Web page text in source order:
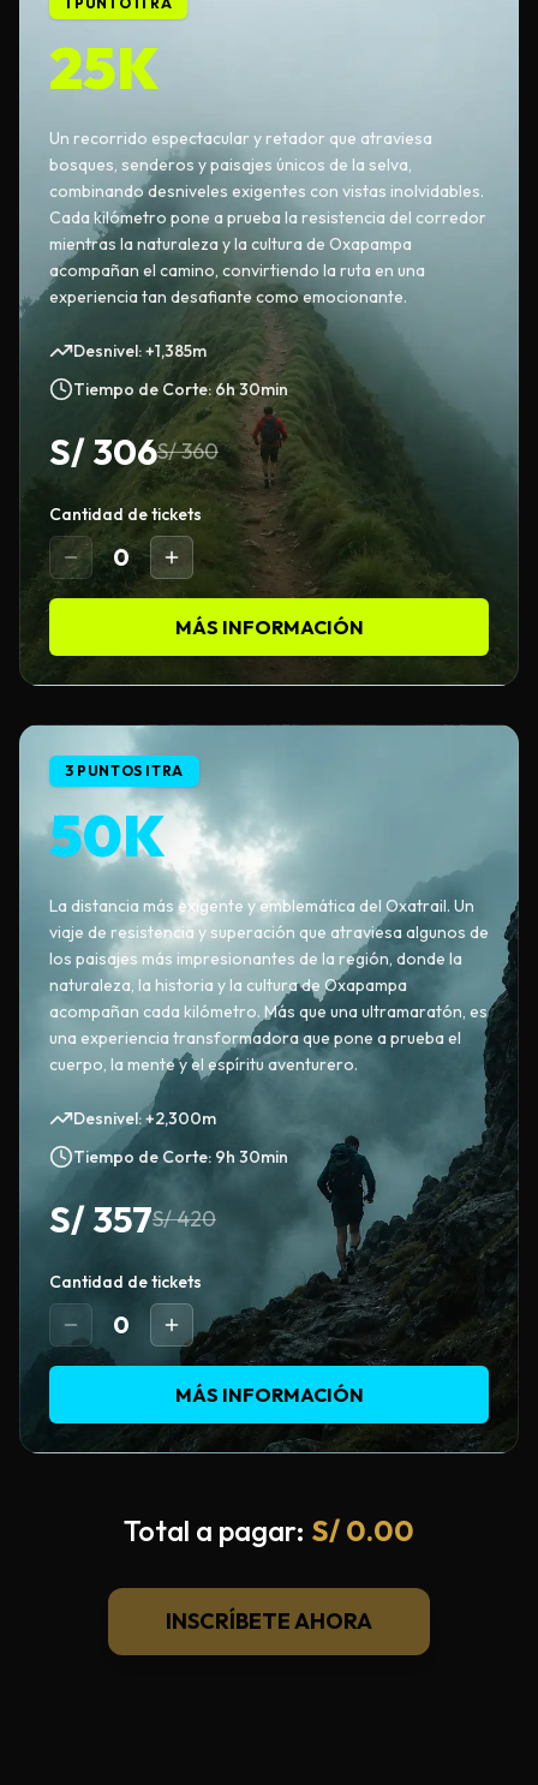
25K
Un recorrido espectacular y retador que atraviesa
bosques, senderos y paisajes únicos de la selva,
combinando desniveles exigentes con vistas inolvidables.
Cada kilómetro pone a prueba la resistencia del corredor
mientras la naturaleza y la cultura de Oxapampa
acompañan el camino, convirtiendo la ruta en una
experiencia tan desafiante como emocionante.
Desnivel: +1,385m
Tiempo de Corte: 6h 30min
S/306S/360
Cantidad de tickets
0
MÁS INFORMACIÓN
3 PUNTOS ITRA
50K
La distancia más exigente y emblemática del Oxatrail. Un
viaje de resistencia y superación que atraviesa algunos de
los paisajes más impresionantes de la región, donde la
naturaleza, la historia y la cultura de Oxapampa
acompañan cada kilómetro. Más que una ultramaratón, es
una experiencia transformadora que pone a prueba el
cuerpo, la mente y el espíritu aventurero.
Desnivel: +2,300m
Tiempo de Corte: 9h 30min
S/357S/420
Cantidad de tickets
0
MÁS INFORMACIÓN
Total a pagar: S/ 0.00
INSCRÍBETE AHORA